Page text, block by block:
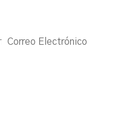
Correo Electrónico